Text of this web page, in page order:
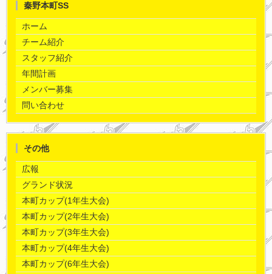
秦野本町SS
ホーム
チーム紹介
スタッフ紹介
年間計画
メンバー募集
問い合わせ
その他
広報
グランド状況
本町カップ(1年生大会)
本町カップ(2年生大会)
本町カップ(3年生大会)
本町カップ(4年生大会)
本町カップ(6年生大会)